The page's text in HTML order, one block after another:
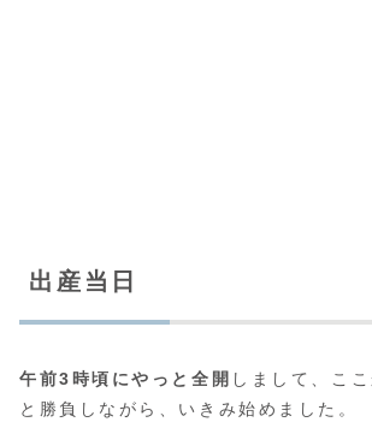
出産当日
午前3時頃にやっと全開 しまして、こ
と勝負しながら、いきみ始めました。